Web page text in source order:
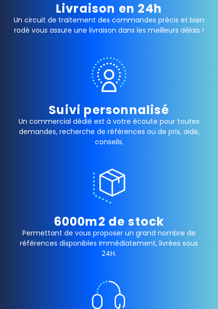
Livraison en 24h
Un circuit de traitement des commandes précis et bien
rodé vous assure une livraison dans les meilleurs délais !
Suivi personnalisé
Un commercial dédié est à votre écoute pour toutes
demandes, recherche de références ou de prix, aide,
conseils.
6000m2 de stock
Permettant de vous proposer un grand nombre de
références disponibles immédiatement, livrées sous
24H.